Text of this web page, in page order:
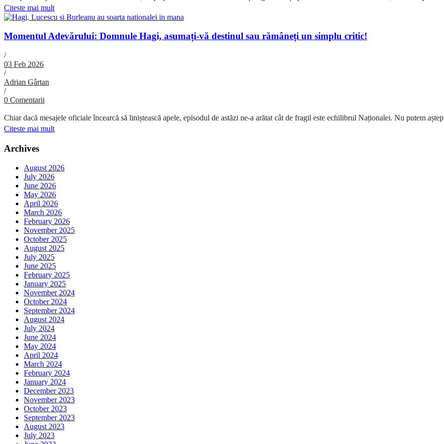
Citeste mai mult
Momentul Adevărului: Domnule Hagi, asumați-vă destinul sau rămâneți un simplu critic!
/
03 Feb 2026
/
Adrian Gârtan
/
0 Comentarii
Chiar dacă mesajele oficiale încearcă să liniștească apele, episodul de astăzi ne-a arătat cât de fragil este echilibrul Naționalei. Nu putem
Citeste mai mult
Archives
August 2026
July 2026
June 2026
May 2026
April 2026
March 2026
February 2026
November 2025
October 2025
August 2025
July 2025
June 2025
February 2025
January 2025
November 2024
October 2024
September 2024
August 2024
July 2024
June 2024
May 2024
April 2024
March 2024
February 2024
January 2024
December 2023
November 2023
October 2023
September 2023
August 2023
July 2023